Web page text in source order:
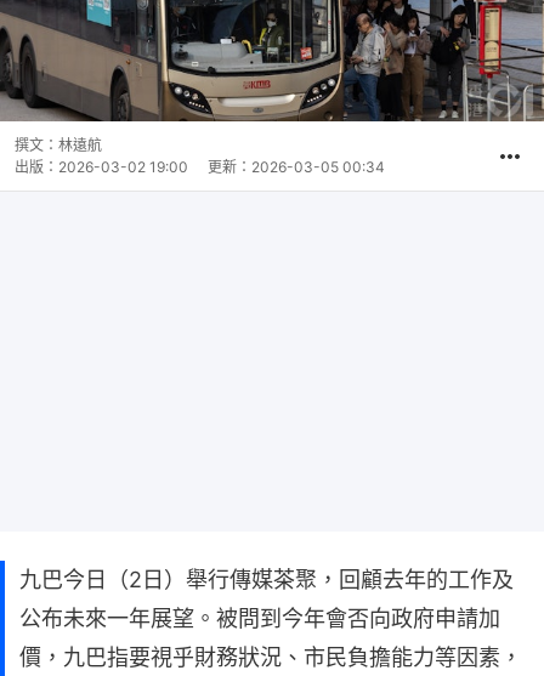
撰文： 林遠航
出版： 2026-03-02 19:00 更新： 2026-03-05 00:34
九巴今日（2日）舉行傳媒茶聚，回顧去年的工作及
公布未來一年展望。被問到今年會否向政府申請加
價，九巴指要視乎財務狀況、市民負擔能力等因素，